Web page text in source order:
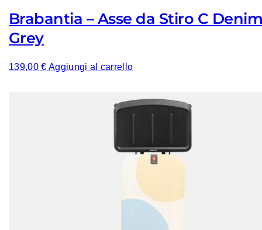
Brabantia – Asse da Stiro C
Grey
139,00€ Aggiungi al carrello